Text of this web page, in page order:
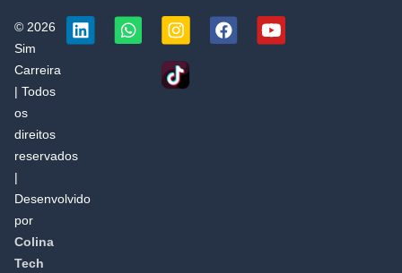
© 2026
Sim
Carreira
| Todos
os
direitos
reservados
|
Desenvolvido
por
Colina
Tech